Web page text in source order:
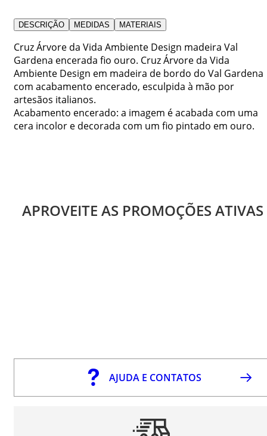
DESCRIÇÃO MEDIDAS MATERIAIS
Cruz Árvore da Vida Ambiente Design madeira Val
Gardena encerada fio ouro. Cruz Árvore da Vida
Ambiente Design em madeira de bordo do Val Gardena
com acabamento encerado, esculpida à mão por
artesãos italianos.
Acabamento encerado: a imagem é acabada com uma
cera incolor e decorada com um fio pintado em ouro.
APROVEITE AS PROMOÇÕES ATIVAS
AJUDA E CONTATOS